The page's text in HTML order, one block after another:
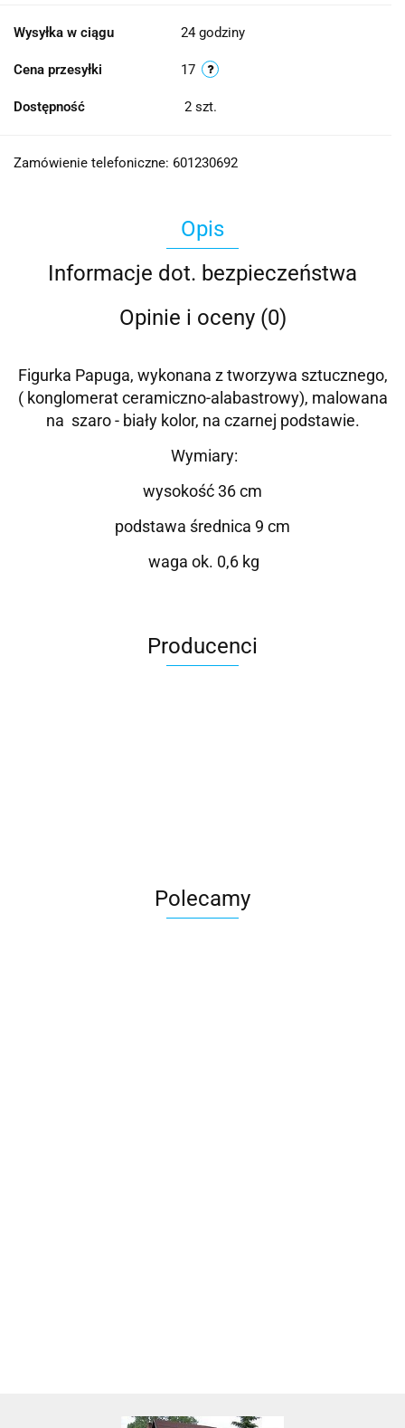
Wysyłka w ciągu 24 godziny
Cena przesyłki 17
Dostępność 2 szt.
Zamówienie telefoniczne: 601230692
Opis
Informacje dot. bezpieczeństwa
Opinie i oceny (0)
Figurka Papuga, wykonana z tworzywa sztucznego,
( konglomerat ceramiczno-alabastrowy), malowana
na szaro - biały kolor, na czarnej podstawie.
Wymiary:
wysokość 36 cm
podstawa średnica 9 cm
waga ok. 0,6 kg
Producenci
Polecamy